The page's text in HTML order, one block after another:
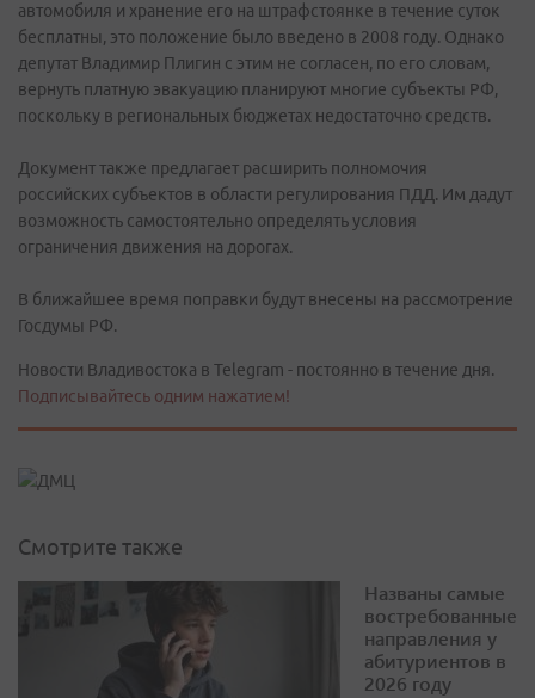
автомобиля и хранение его на штрафстоянке в течение суток
бесплатны, это положение было введено в 2008 году. Однако
депутат Владимир Плигин с этим не согласен, по его словам,
вернуть платную эвакуацию планируют многие субъекты РФ,
поскольку в региональных бюджетах недостаточно средств.
Документ также предлагает расширить полномочия
российских субъектов в области регулирования ПДД. Им дадут
возможность самостоятельно определять условия
ограничения движения на дорогах.
В ближайшее время поправки будут внесены на рассмотрение
Госдумы РФ.
Новости Владивостока в Telegram - постоянно в течение дня.
Подписывайтесь одним нажатием!
Смотрите также
Названы самые
востребованные
направления у
абитуриентов в
2026 году